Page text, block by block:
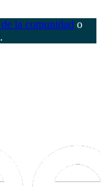
la comunidad o